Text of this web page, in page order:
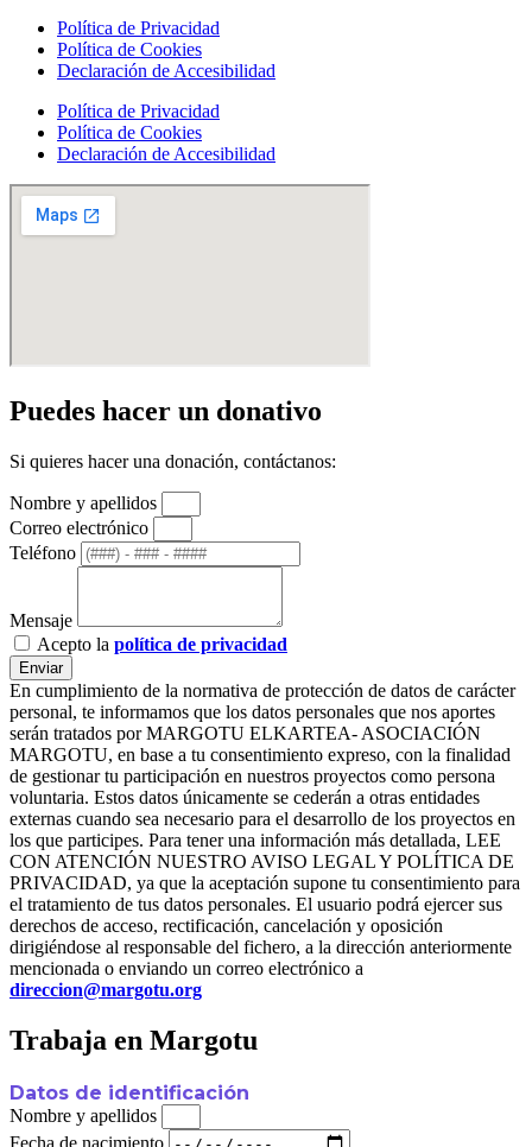
Política de Privacidad
Política de Cookies
Declaración de Accesibilidad
Política de Privacidad
Política de Cookies
Declaración de Accesibilidad
Puedes hacer un donativo
Si quieres hacer una donación, contáctanos:
Nombre y apellidos
Correo electrónico
Teléfono
Mensaje
Acepto la política de privacidad
Enviar
En cumplimiento de la normativa de protección de datos de carácter
personal, te informamos que los datos personales que nos aportes
serán tratados por MARGOTU ELKARTEA- ASOCIACIÓN
MARGOTU, en base a tu consentimiento expreso, con la finalidad
de gestionar tu participación en nuestros proyectos como persona
voluntaria. Estos datos únicamente se cederán a otras entidades
externas cuando sea necesario para el desarrollo de los proyectos en
los que participes. Para tener una información más detallada, LEE
CON ATENCIÓN NUESTRO AVISO LEGAL Y POLÍTICA DE
PRIVACIDAD, ya que la aceptación supone tu consentimiento para
el tratamiento de tus datos personales. El usuario podrá ejercer sus
derechos de acceso, rectificación, cancelación y oposición
dirigiéndose al responsable del fichero, a la dirección anteriormente
mencionada o enviando un correo electrónico a
direccion@margotu.org
Trabaja en Margotu
Datos de identificación
Nombre y apellidos
Fecha de nacimiento